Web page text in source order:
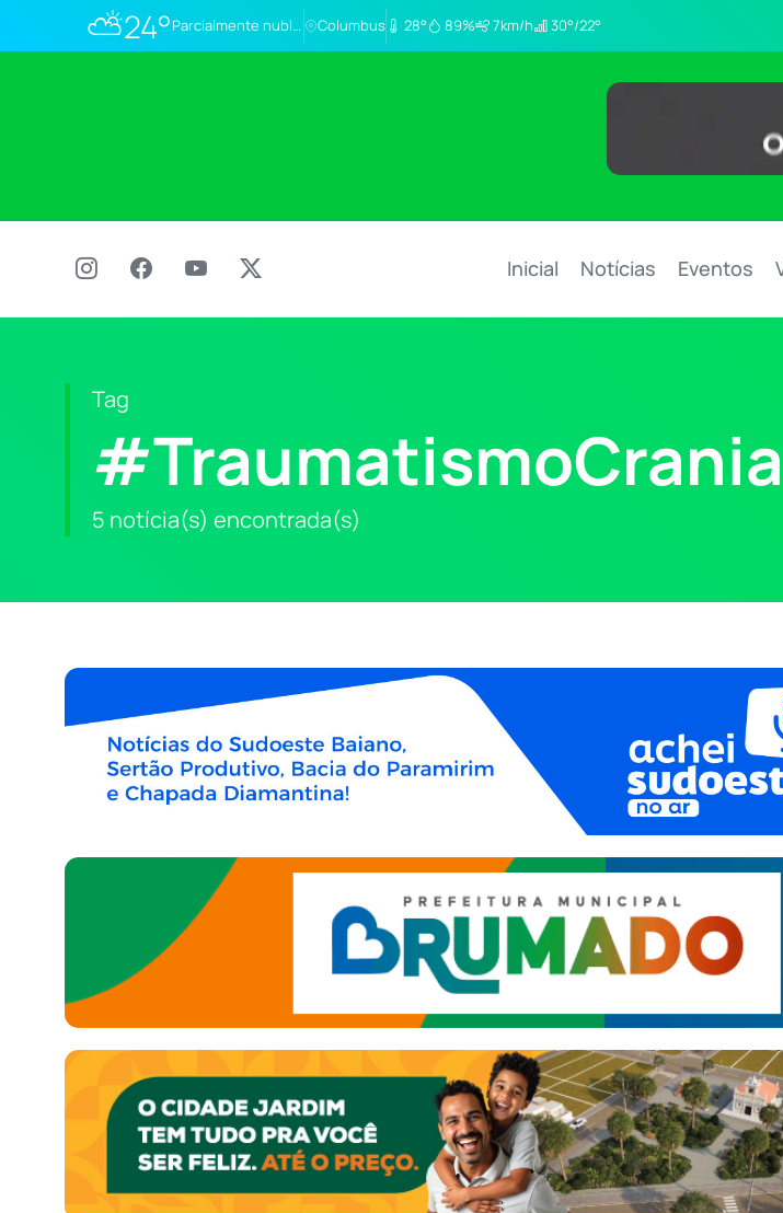
⛅24° Parcialmente nublado Columbus 28° 89% 7km/h 30°/22°
Inicial Notícias Eventos
Tag
5 notícia(s) encontrada(s)